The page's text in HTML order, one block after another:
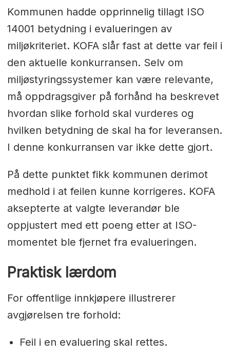
Kommunen hadde opprinnelig tillagt ISO
14001 betydning i evalueringen av
miljøkriteriet. KOFA slår fast at dette var feil i
den aktuelle konkurransen. Selv om
miljøstyringssystemer kan være relevante,
må oppdragsgiver på forhånd ha beskrevet
hvordan slike forhold skal vurderes og
hvilken betydning de skal ha for leveransen.
I denne konkurransen var ikke dette gjort.
På dette punktet fikk kommunen derimot
medhold i at feilen kunne korrigeres. KOFA
aksepterte at valgte leverandør ble
oppjustert med ett poeng etter at ISO-
momentet ble fjernet fra evalueringen.
Praktisk lærdom
For offentlige innkjøpere illustrerer
avgjørelsen tre forhold:
Feil i en evaluering skal rettes.